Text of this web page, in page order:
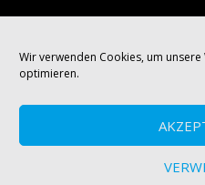
Wir verwenden Cookies, um
optimieren.